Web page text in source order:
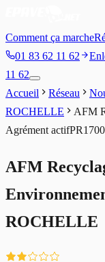
Comment ça marche
01 83 62 11 62
11 62
Accueil
Réseau
ROCHELLE
AFM
Agrément actif
AFM
ROCHELLE